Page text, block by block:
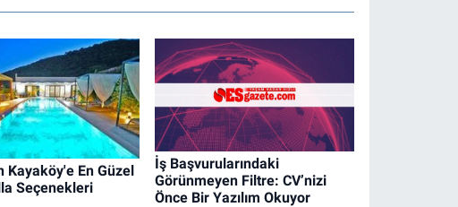
Kayaköy'e En Güzel
Seçenekleri
İş Başvurularındaki
Görünmeyen Filtre: CV’nizi
Önce Bir Yazılım Okuyor